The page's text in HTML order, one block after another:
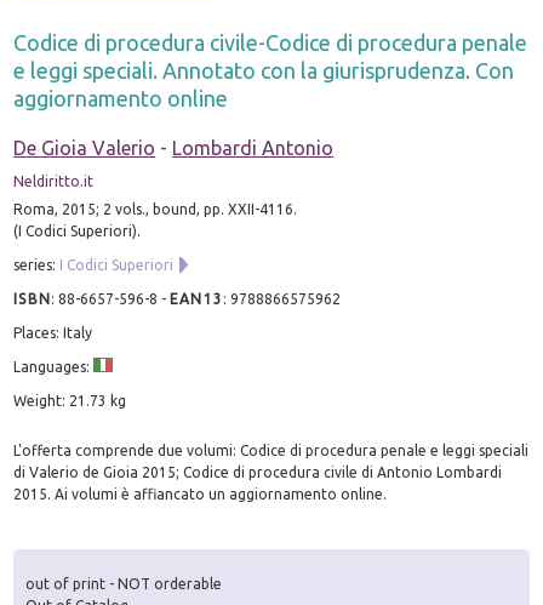
Codice di procedura civile-Codice di procedura penale
e leggi speciali. Annotato con la giurisprudenza. Con
aggiornamento online
De Gioia Valerio - Lombardi Antonio
Neldiritto.it
Roma, 2015; 2 vols., bound, pp. XXII-4116.
(I Codici Superiori).
series: I Codici Superiori
ISBN:88-6657-596-8 - EAN13 :9788866575962
Places: Italy
Languages:
Weight: 21.73 kg
L'offerta comprende due volumi: Codice di procedura penale e leggi speciali
di Valerio de Gioia 2015; Codice di procedura civile di Antonio Lombardi
2015. Ai volumi è affiancato un aggiornamento online.
out of print - NOT orderable